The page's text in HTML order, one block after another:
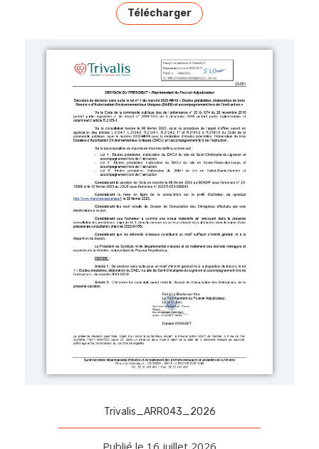
Télécharger
Trivalis_ARR043_2026
Publié le 16 juillet 2026